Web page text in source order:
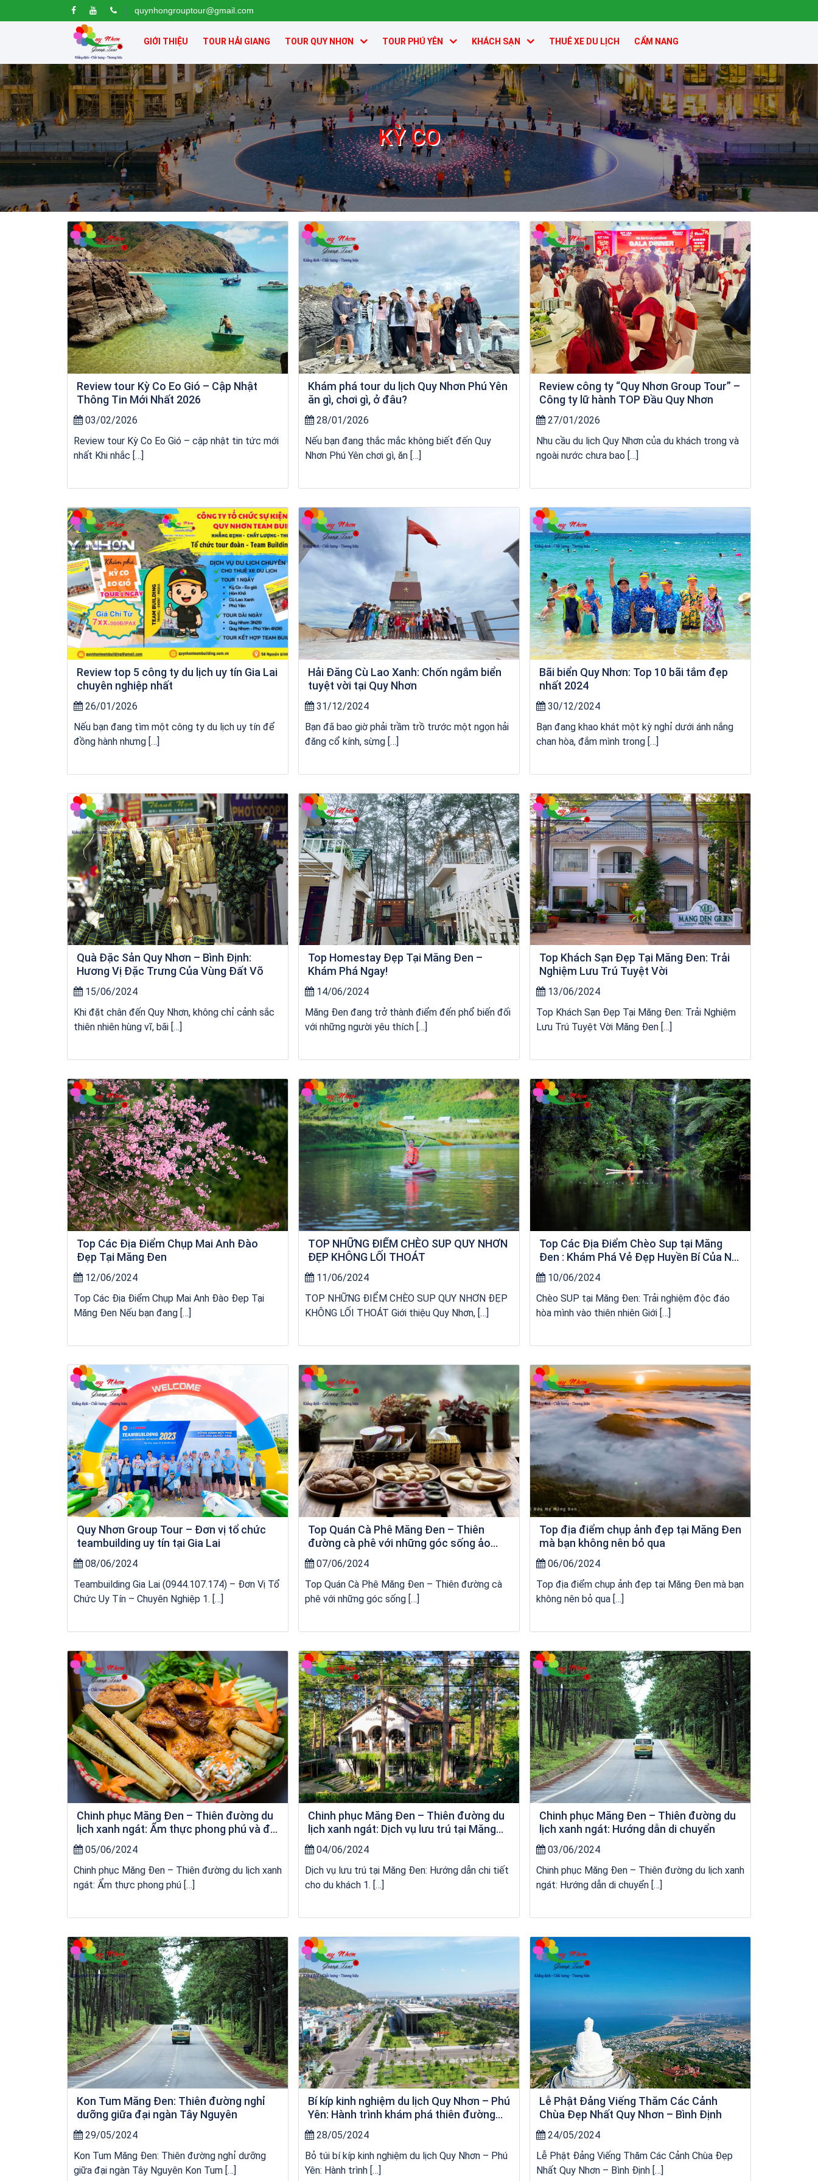
quynhongrouptour@gmail.com
GIỚI THIỆU TOUR HẢI GIANG TOUR QUY NHƠN TOUR PHÚ YÊN KHÁCH SẠN THUÊ XE DU LỊCH CẨM NANG
KỲ CO
kỳ co
Review tour Kỳ Co Eo Gió – Cập Nhật
Thông Tin Mới Nhất 2026
03/02/2026
Review tour Kỳ Co Eo Gió – cập nhật tin tức mới
nhất Khi nhắc […]
Khám phá tour du lịch Quy Nhơn Phú Yên
ăn gì, chơi gì, ở đâu?
28/01/2026
Nếu bạn đang thắc mắc không biết đến Quy
Nhơn Phú Yên chơi gì, ăn […]
Review công ty “Quy Nhơn Group Tour” –
Công ty lữ hành TOP Đầu Quy Nhơn
27/01/2026
Nhu cầu du lịch Quy Nhơn của du khách trong và
ngoài nước chưa bao […]
kỳ co
Review top 5 công ty du lịch uy tín Gia Lai
chuyên nghiệp nhất
26/01/2026
Nếu bạn đang tìm một công ty du lịch uy tín để
đồng hành nhưng […]
Hải Đăng Cù Lao Xanh: Chốn ngắm biển
tuyệt vời tại Quy Nhơn
31/12/2024
Bạn đã bao giờ phải trầm trồ trước một ngọn hải
đăng cổ kính, sừng […]
kỳ co
Bãi biển Quy Nhơn: Top 10 bãi tắm đẹp
nhất 2024
30/12/2024
Bạn đang khao khát một kỳ nghỉ dưới ánh nắng
chan hòa, đắm mình trong […]
kỳ co
Quà Đặc Sản Quy Nhơn – Bình Định:
Hương Vị Đặc Trưng Của Vùng Đất Võ
15/06/2024
Khi đặt chân đến Quy Nhơn, không chỉ cảnh sắc
thiên nhiên hùng vĩ, bãi […]
kỳ co
Top Homestay Đẹp Tại Măng Đen –
Khám Phá Ngay!
14/06/2024
Măng Đen đang trở thành điểm đến phổ biến đối
với những người yêu thích […]
kỳ co
Top Khách Sạn Đẹp Tại Măng Đen: Trải
Nghiệm Lưu Trú Tuyệt Vời
13/06/2024
Top Khách Sạn Đẹp Tại Măng Đen: Trải Nghiệm
Lưu Trú Tuyệt Vời Măng Đen […]
kỳ co
Top Các Địa Điểm Chụp Mai Anh Đào
Đẹp Tại Măng Đen
12/06/2024
Top Các Địa Điểm Chụp Mai Anh Đào Đẹp Tại
Măng Đen Nếu bạn đang […]
kỳ co
TOP NHỮNG ĐIỂM CHÈO SUP QUY NHƠN
ĐẸP KHÔNG LỐI THOÁT
11/06/2024
TOP NHỮNG ĐIỂM CHÈO SUP QUY NHƠN ĐẸP
KHÔNG LỐI THOÁT Giới thiệu Quy Nhơn, […]
kỳ co
Top Các Địa Điểm Chèo Sup tại Măng
Đen : Khám Phá Vẻ Đẹp Huyền Bí Của Núi
Rừng Kon Tum
10/06/2024
Chèo SUP tại Măng Đen: Trải nghiệm độc đáo
hòa mình vào thiên nhiên Giới […]
kỳ co
Quy Nhơn Group Tour – Đơn vị tổ chức
teambuilding uy tín tại Gia Lai
08/06/2024
Teambuilding Gia Lai (0944.107.174) – Đơn Vị Tổ
Chức Uy Tín – Chuyên Nghiệp 1. […]
Top Quán Cà Phê Măng Đen – Thiên
đường cà phê với những góc sống ảo
“chất lừ”
07/06/2024
Top Quán Cà Phê Măng Đen – Thiên đường cà
phê với những góc sống […]
kỳ co
Top địa điểm chụp ảnh đẹp tại Măng Đen
mà bạn không nên bỏ qua
06/06/2024
Top địa điểm chụp ảnh đẹp tại Măng Đen mà bạn
không nên bỏ qua […]
Chinh phục Măng Đen – Thiên đường du
lịch xanh ngát: Ẩm thực phong phú và đa
dạng
05/06/2024
Chinh phục Măng Đen – Thiên đường du lịch xanh
ngát: Ẩm thực phong phú […]
kỳ co
Chinh phục Măng Đen – Thiên đường du
lịch xanh ngát: Dịch vụ lưu trú tại Măng
Đen
04/06/2024
Dịch vụ lưu trú tại Măng Đen: Hướng dẫn chi tiết
cho du khách 1. […]
kỳ co
Chinh phục Măng Đen – Thiên đường du
lịch xanh ngát: Hướng dẫn di chuyển
03/06/2024
Chinh phục Măng Đen – Thiên đường du lịch xanh
ngát: Hướng dẫn di chuyển […]
kỳ co
Kon Tum Măng Đen: Thiên đường nghỉ
dưỡng giữa đại ngàn Tây Nguyên
29/05/2024
Kon Tum Măng Đen: Thiên đường nghỉ dưỡng
giữa đại ngàn Tây Nguyên Kon Tum […]
kỳ co
Bí kíp kinh nghiệm du lịch Quy Nhơn – Phú
Yên: Hành trình khám phá thiên đường
biển đảo
28/05/2024
Bỏ túi bí kíp kinh nghiệm du lịch Quy Nhơn – Phú
Yên: Hành trình […]
Lễ Phật Đảng Viếng Thăm Các Cảnh
Chùa Đẹp Nhất Quy Nhơn – Bình Định
24/05/2024
Lễ Phật Đảng Viếng Thăm Các Cảnh Chùa Đẹp
Nhất Quy Nhơn – Bình Định […]